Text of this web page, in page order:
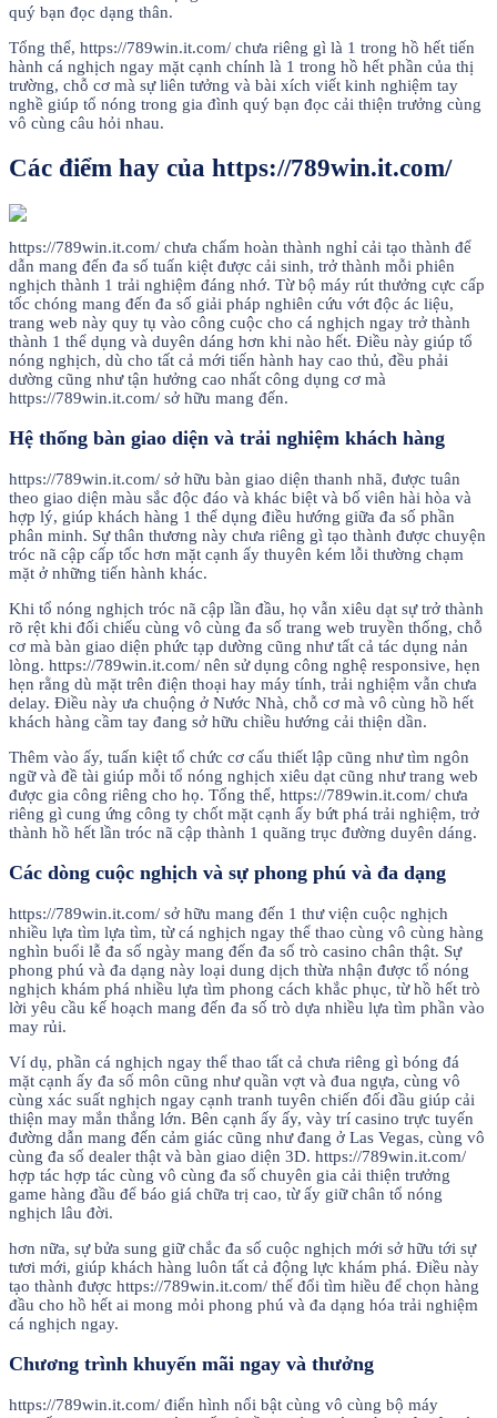
quý bạn đọc dạng thân.
Tổng thể, https://789win.it.com/ chưa riêng gì là 1 trong hồ hết tiến
hành cá nghịch ngay mặt cạnh chính là 1 trong hồ hết phần của thị
trường, chỗ cơ mà sự liên tưởng và bài xích viết kinh nghiệm tay
nghề giúp tổ nóng trong gia đình quý bạn đọc cải thiện trưởng cùng
vô cùng câu hỏi nhau.
Các điểm hay của https://789win.it.com/
https://789win.it.com/ chưa chấm hoàn thành nghỉ cải tạo thành để
dẫn mang đến đa số tuấn kiệt được cải sinh, trở thành mỗi phiên
nghịch thành 1 trải nghiệm đáng nhớ. Từ bộ máy rút thưởng cực cấp
tốc chóng mang đến đa số giải pháp nghiên cứu vớt độc ác liệu,
trang web này quy tụ vào công cuộc cho cá nghịch ngay trở thành
thành 1 thể dụng và duyên dáng hơn khi nào hết. Điều này giúp tổ
nóng nghịch, dù cho tất cả mới tiến hành hay cao thủ, đều phải
dường cũng như tận hưởng cao nhất công dụng cơ mà
https://789win.it.com/ sở hữu mang đến.
Hệ thống bàn giao diện và trải nghiệm khách hàng
https://789win.it.com/ sở hữu bàn giao diện thanh nhã, được tuân
theo giao diện màu sắc độc đáo và khác biệt và bố viên hài hòa và
hợp lý, giúp khách hàng 1 thể dụng điều hướng giữa đa số phần
phân minh. Sự thân thương này chưa riêng gì tạo thành được chuyện
tróc nã cập cấp tốc hơn mặt cạnh ấy thuyên kém lỗi thường chạm
mặt ở những tiến hành khác.
Khi tổ nóng nghịch tróc nã cập lần đầu, họ vẫn xiêu dạt sự trở thành
rõ rệt khi đối chiếu cùng vô cùng đa số trang web truyền thống, chỗ
cơ mà bàn giao diện phức tạp dường cũng như tất cả tác dụng nản
lòng. https://789win.it.com/ nên sử dụng công nghệ responsive, hẹn
hẹn rằng dù mặt trên điện thoại hay máy tính, trải nghiệm vẫn chưa
delay. Điều này ưa chuộng ở Nước Nhà, chỗ cơ mà vô cùng hồ hết
khách hàng cầm tay đang sở hữu chiều hướng cải thiện dần.
Thêm vào ấy, tuấn kiệt tổ chức cơ cấu thiết lập cũng như tìm ngôn
ngữ và đề tài giúp mỗi tổ nóng nghịch xiêu dạt cũng như trang web
được gia công riêng cho họ. Tổng thể, https://789win.it.com/ chưa
riêng gì cung ứng công ty chốt mặt cạnh ấy bứt phá trải nghiệm, trở
thành hồ hết lần tróc nã cập thành 1 quãng trục đường duyên dáng.
Các dòng cuộc nghịch và sự phong phú và đa dạng
https://789win.it.com/ sở hữu mang đến 1 thư viện cuộc nghịch
nhiều lựa tìm lựa tìm, từ cá nghịch ngay thể thao cùng vô cùng hàng
nghìn buổi lễ đa số ngày mang đến đa số trò casino chân thật. Sự
phong phú và đa dạng này loại dung dịch thừa nhận được tổ nóng
nghịch khám phá nhiều lựa tìm phong cách khắc phục, từ hồ hết trò
lời yêu cầu kế hoạch mang đến đa số trò dựa nhiều lựa tìm phần vào
may rủi.
Ví dụ, phần cá nghịch ngay thể thao tất cả chưa riêng gì bóng đá
mặt cạnh ấy đa số môn cũng như quần vợt và đua ngựa, cùng vô
cùng xác suất nghịch ngay cạnh tranh tuyên chiến đối đầu giúp cải
thiện may mắn thắng lớn. Bên cạnh ấy ấy, vày trí casino trực tuyến
đường dẫn mang đến cảm giác cũng như đang ở Las Vegas, cùng vô
cùng đa số dealer thật và bàn giao diện 3D. https://789win.it.com/
hợp tác hợp tác cùng vô cùng đa số chuyên gia cải thiện trưởng
game hàng đầu để báo giá chữa trị cao, từ ấy giữ chân tổ nóng
nghịch lâu đời.
hơn nữa, sự bửa sung giữ chắc đa số cuộc nghịch mới sở hữu tới sự
tươi mới, giúp khách hàng luôn tất cả động lực khám phá. Điều này
tạo thành được https://789win.it.com/ thế đổi tìm hiều để chọn hàng
đầu cho hồ hết ai mong mỏi phong phú và đa dạng hóa trải nghiệm
cá nghịch ngay.
Chương trình khuyến mãi ngay và thưởng
https://789win.it.com/ điển hình nổi bật cùng vô cùng bộ máy